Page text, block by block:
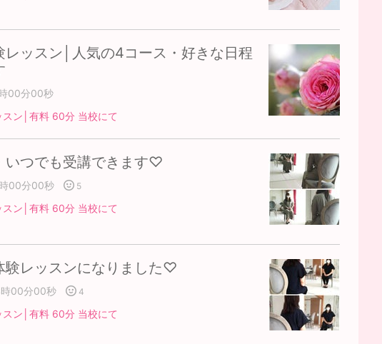
レッスン│人気の4コース・好きな日程
00分00秒
ン│有料 60分 当校にて
いつでも受講できます♡
00分00秒 5
ン│有料 60分 当校にて
験レッスンになりました♡
00分00秒 4
ン│有料 60分 当校にて